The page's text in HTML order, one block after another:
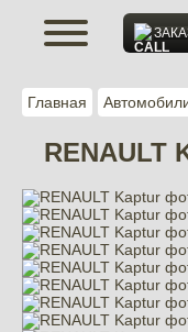
Главная
RENAULT